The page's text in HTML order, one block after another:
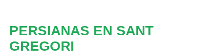
PERSIANAS EN SANT
GREGORI